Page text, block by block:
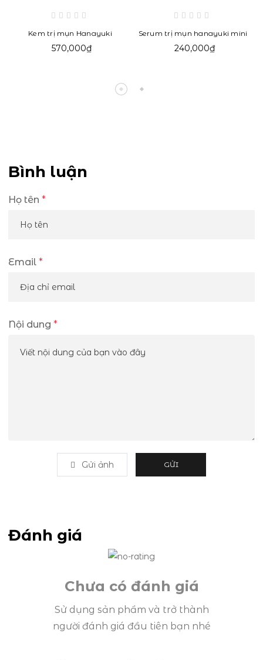
Kem trị mụn Hanayuki
570,000₫
Serum trị mụn hanayuki mini
240,000₫
Bình luận
Họ tên *
Email *
Nội dung *
Gửi ảnh GỬI
Đánh giá
Chưa có đánh giá
Sử dụng sản phẩm và trở thành
người đánh giá đầu tiên bạn nhé